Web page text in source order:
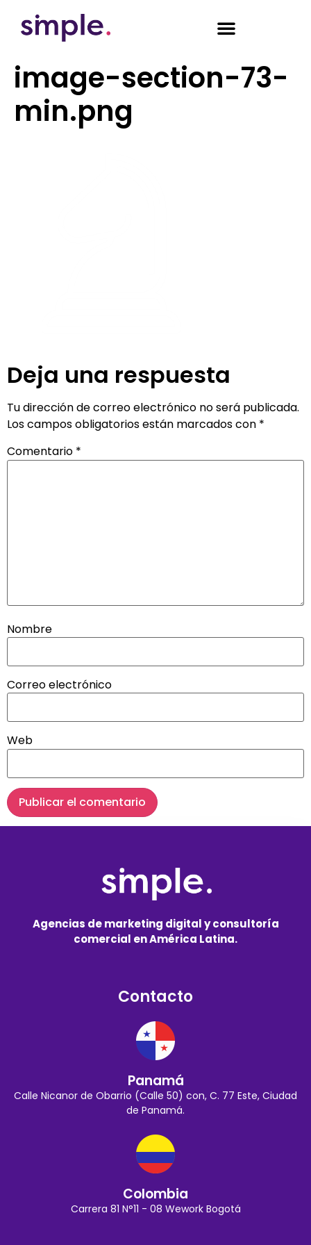
image-section-73-
min.png
Deja una respuesta
Tu dirección de correo electrónico no será publicada.
Los campos obligatorios están marcados con *
Comentario *
Nombre
Correo electrónico
Web
Agencias de marketing digital y consultoría
comercial en América Latina.
Contacto
Panamá
Calle Nicanor de Obarrio (Calle 50) con, C. 77 Este, Ciudad
de Panamá.
Colombia
Carrera 81 N°11 - 08 Wework Bogotá